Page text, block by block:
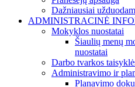
Dažniausiai
ADMINISTRACINĖ
Mokyklos nuostatai
Šiaulių menų
nuostatai
Darbo tvarkos
Administravimo ir
Planavimo